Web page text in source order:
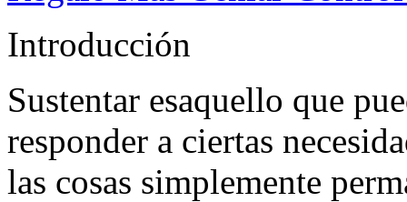
Introducción
Sustentar esaquello que
responder a ciertas
las cosas simplemente